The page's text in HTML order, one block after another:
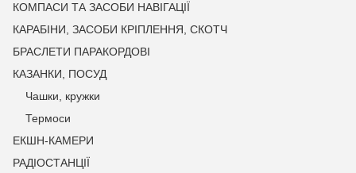
КОМПАСИ ТА ЗАСОБИ НАВІГАЦІЇ
КАРАБІНИ, ЗАСОБИ КРІПЛЕННЯ, СКОТЧ
БРАСЛЕТИ ПАРАКОРДОВІ
КАЗАНКИ, ПОСУД
Чашки, кружки
Термоси
ЕКШН-КАМЕРИ
РАДІОСТАНЦІЇ